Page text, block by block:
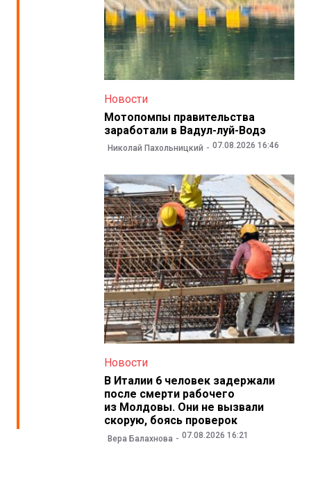
Новости
Мотопомпы правительства
заработали в Вадул-луй-Водэ
Николай Пахольницкий 07.08.2026 16:46
Новости
В Италии 6 человек задержали
после смерти рабочего
из Молдовы. Они не вызвали
скорую, боясь проверок
Вера Балахнова 07.08.2026 16:21